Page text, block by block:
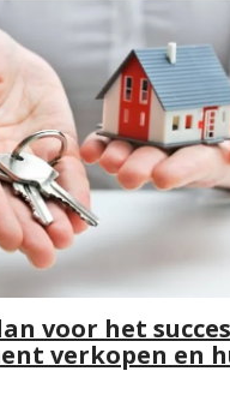
voor het
verkopen en